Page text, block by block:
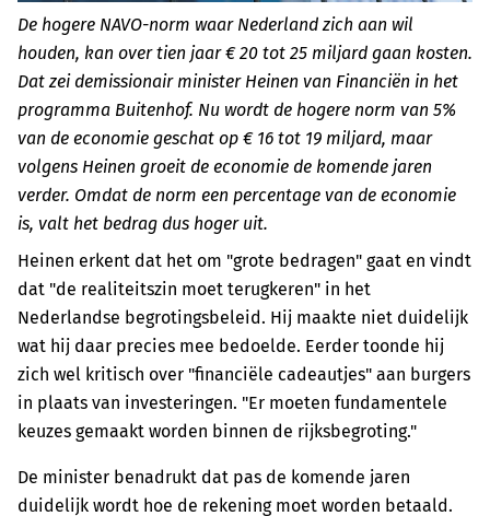
De hogere NAVO-norm waar Nederland zich aan wil
houden, kan over tien jaar € 20 tot 25 miljard gaan kosten.
Dat zei demissionair minister Heinen van Financiën in het
programma Buitenhof. Nu wordt de hogere norm van 5%
van de economie geschat op € 16 tot 19 miljard, maar
volgens Heinen groeit de economie de komende jaren
verder. Omdat de norm een percentage van de economie
is, valt het bedrag dus hoger uit.
Heinen erkent dat het om "grote bedragen" gaat en vindt
dat "de realiteitszin moet terugkeren" in het
Nederlandse begrotingsbeleid. Hij maakte niet duidelijk
wat hij daar precies mee bedoelde. Eerder toonde hij
zich wel kritisch over "financiële cadeautjes" aan burgers
in plaats van investeringen. "Er moeten fundamentele
keuzes gemaakt worden binnen de rijksbegroting."
De minister benadrukt dat pas de komende jaren
duidelijk wordt hoe de rekening moet worden betaald.